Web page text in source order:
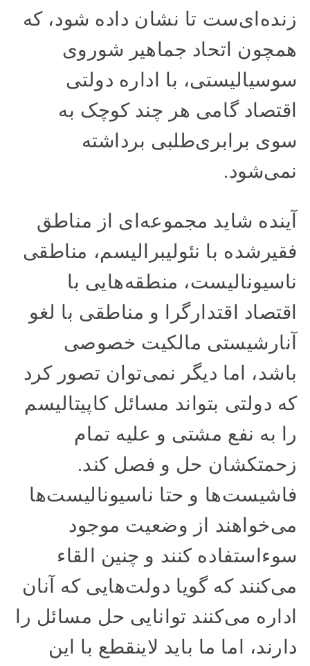
زنده‌ای‌ست تا نشان داده شود، که
همچون اتحاد جماهیر شوروی
سوسیالیستی، با اداره دولتی
اقتصاد گامی هر چند کوچک به
سوی برابری‌طلبی برداشته
نمی‌شود.
آینده شاید مجموعه‌ای از مناطق
فقیرشده با نئولیبرالیسم، مناطقی
ناسیونالیست، منطقه‌هایی با
اقتصاد اقتدارگرا و مناطقی با لغو
آنارشیستی مالکیت خصوصی
باشد، اما دیگر نمی‌توان تصور کرد
که دولتی بتواند مسائل کاپیتالیسم
را به نفع مشتی و علیه تمام
زحمتکشان حل و فصل کند.
فاشیست‌ها و حتا ناسیونالیست‌ها
می‌خواهند از وضعیت موجود
سوء‌استفاده کنند و چنین القاء
می‌کنند که گویا دولت‌هایی که آنان
اداره می‌کنند توانایی حل مسائل را
دارند، اما ما باید لاینقطع با این